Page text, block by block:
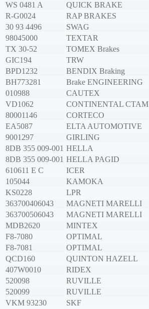
WS 0481 A
QUICK BRAKE
R-G0024
RAP BRAKES
30 93 4496
SWAG
98045000
TEXTAR
TX 30-52
TOMEX Brakes
GIC194
TRW
BPD1232
BENDIX Braking
BH773281
Brake ENGINEERING
010988
CAUTEX
VD1062
CONTINENTAL CTAM
80001146
CORTECO
EA5087
ELTA AUTOMOTIVE
9001297
GIRLING
8DB 355 009-001 HELLA
8DB 355 009-001 HELLA PAGID
610611 E C
ICER
105044
KAMOKA
KS0228
LPR
363700406043
MAGNETI MARELLI
363700506043
MAGNETI MARELLI
MDB2620
MINTEX
F8-7080
OPTIMAL
F8-7081
OPTIMAL
QCD160
QUINTON HAZELL
407W0010
RIDEX
520098
RUVILLE
520099
RUVILLE
VKM 93230
SKF